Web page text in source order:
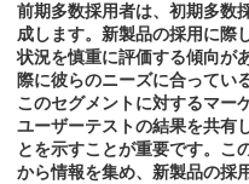
前期多数採用者は、初期多数
成します。新製品の採用に際
状況を慎重に評価する傾向が
際に彼らのニーズに合ってい
このセグメントに対するマー
ユーザーテストの結果を共有
とを示すことが重要です。こ
から情報を集め、新製品の採